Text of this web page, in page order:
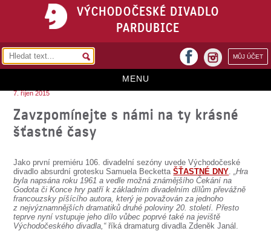
VÝCHODOČESKÉ DIVADLO
PARDUBICE
MŮJ ÚČET
facebook
MENU
VSTUPENKY
PŘEDPLATNÉ
KONTAKTY
7. říjen 2015
Zavzpomínejte s námi na ty krásné
šťastné časy
Jako první premiéru 106. divadelní sezóny uvede Východočeské
divadlo absurdní grotesku Samuela BeckettaŠŤASTNÉ DNY.„Hra
byla napsána roku 1961 a vedle možná známějšího Čekání na
Godota či Konce hry patří k základním divadelním dílům převážně
francouzsky píšícího autora, který je považován za jednoho
z nejvýznamnějších dramatiků druhé poloviny 20. století. Přesto
teprve nyní vstupuje jeho dílo vůbec poprvé také na jeviště
Východočeského divadla,“říká dramaturg divadla Zdeněk Janál.